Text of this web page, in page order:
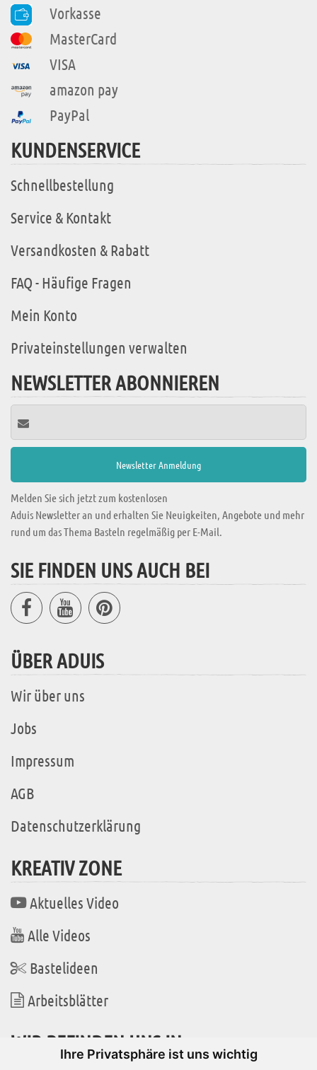
Ihre Privatsphäre ist uns wichtig
Vorkasse
MasterCard
VISA
amazon pay
PayPal
KUNDENSERVICE
Schnellbestellung
Service & Kontakt
Versandkosten & Rabatt
FAQ - Häufige Fragen
Mein Konto
Privateinstellungen verwalten
NEWSLETTER ABONNIEREN
Melden Sie sich jetzt zum kostenlosen
Aduis Newsletter an und erhalten Sie Neuigkeiten, Angebote und mehr
rund um das Thema Basteln regelmäßig per E-Mail.
SIE FINDEN UNS AUCH BEI
ÜBER ADUIS
Wir über uns
Jobs
Impressum
AGB
Datenschutzerklärung
KREATIV ZONE
Aktuelles Video
Alle Videos
Bastelideen
Arbeitsblätter
WIR BEFINDEN UNS IN